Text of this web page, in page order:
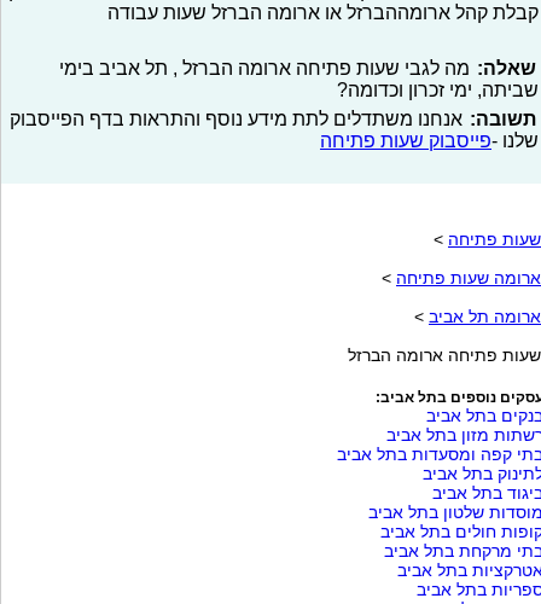
קבלת קהל ארומההברזל או ארומה הברזל שעות עבודה
שאלה: מה לגבי שעות פתיחה ארומה הברזל , תל אביב בימי
שביתה, ימי זכרון וכדומה?
תשובה: אנחנו משתדלים לתת מידע נוסף והתראות בדף הפייסבוק
שלנו -פייסבוק שעות פתיחה
שעות פתיחה >
ארומה שעות פתיחה >
ארומה תל אביב >
שעות פתיחה ארומה הברזל
נוספים בתל אביב:
בתל אביב
מזון בתל אביב
קפה ומסעדות בתל אביב
בתל אביב
בתל אביב
שלטון בתל אביב
חולים בתל אביב
מרקחת בתל אביב
בתל אביב
בתל אביב